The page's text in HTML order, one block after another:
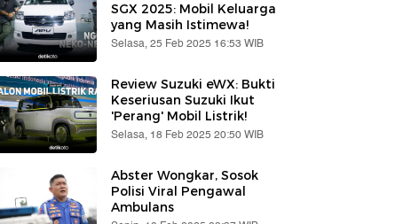
SGX 2025: Mobil Keluarga
yang Masih Istimewa!
Selasa, 25 Feb 2025 16:53 WIB
Review Suzuki eWX: Bukti
Keseriusan Suzuki Ikut
'Perang' Mobil Listrik!
Selasa, 18 Feb 2025 20:50 WIB
Abster Wongkar, Sosok
Polisi Viral Pengawal
Ambulans